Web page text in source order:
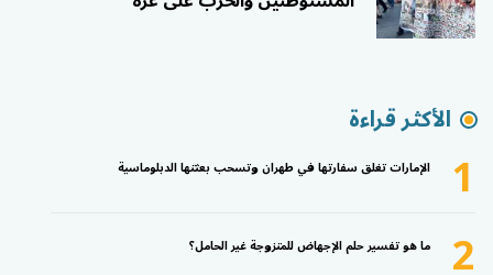
الأكثر قراءة
1 الإمارات تغلق سفارتها في طهران وتسحب بعثتها الدبلوماسية
2 ما هو تفسير حلم الإجهاض للمتزوجة غير الحامل؟